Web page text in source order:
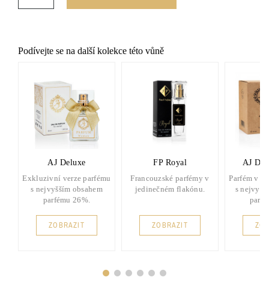
Podívejte se na další kolekce této vůně
AJ Deluxe
Exkluzivní verze parfému
s nejvyšším obsahem
parfému 26%.
ZOBRAZIT
FP Royal
Francouzské parfémy v
jedinečném flakónu.
ZOBRAZIT
AJ
Parfém v
s